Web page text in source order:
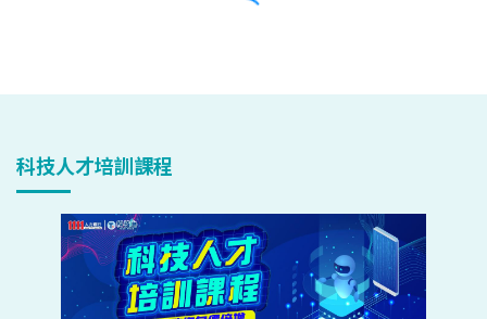
科技人才培訓課程